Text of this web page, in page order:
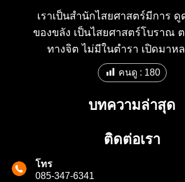
เราเป็นสำนักไสยศาสตร์มีการ ดู
ของขลัง เป็นไสยศาสตร์โบราณ
ทางจิต ไม่มีในตำรา เปิดมาห
คนดู : 180
บทความล่าสุด
ติดต่อเรา
โทร
085-347-6341